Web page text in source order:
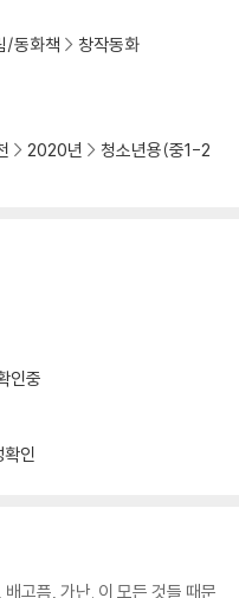
2020년
청소년용(중1-2
/동화책
창작동화
인중
확인
고픔, 가난. 이 모든 것들 때문